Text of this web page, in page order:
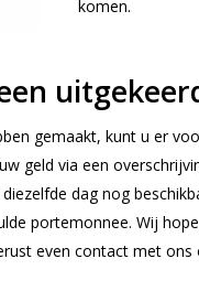
komen.
gemaakt, kunt u er
geld via een
dag nog
portemonnee. Wij
even contact met ons